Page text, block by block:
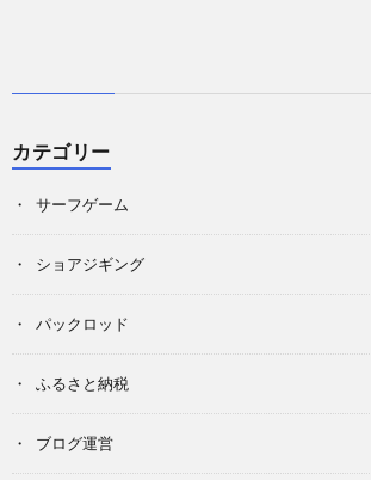
カテゴリー
サーフゲーム
ショアジギング
パックロッド
ふるさと納税
ブログ運営